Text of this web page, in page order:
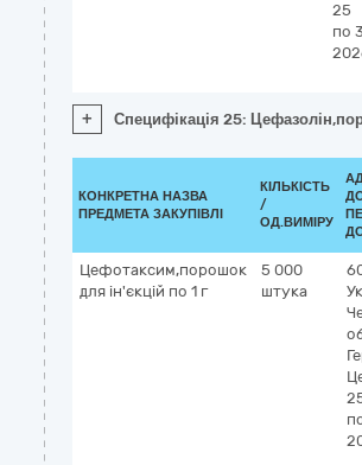
25
по
+ Специфікація 25:
КОНКРЕТНА НАЗВА
ПРЕДМЕТА ЗАКУПІВЛІ
КІЛЬКІСТЬ
/
ОД.ВИМІРУ
Цефотаксим,порошок
для ін'єкцій по 1 г
5 000
штука